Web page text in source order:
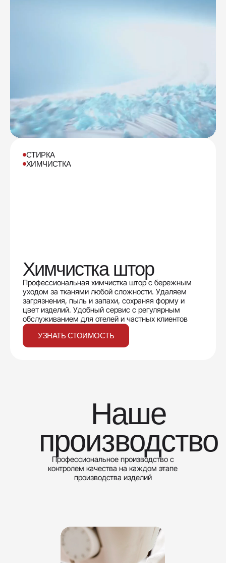
СТИРКА
ХИМЧИСТКА
Химчистка штор
Профессиональная химчистка штор с бережным
уходом за тканями любой сложности. Удаляем
загрязнения, пыль и запахи, сохраняя форму и
цвет изделий. Удобный сервис с регулярным
обслуживанием для отелей и частных клиентов
УЗНАТЬ СТОИМОСТЬ
Наше
производство
Профессиональное производство с
контролем качества на каждом этапе
производства изделий